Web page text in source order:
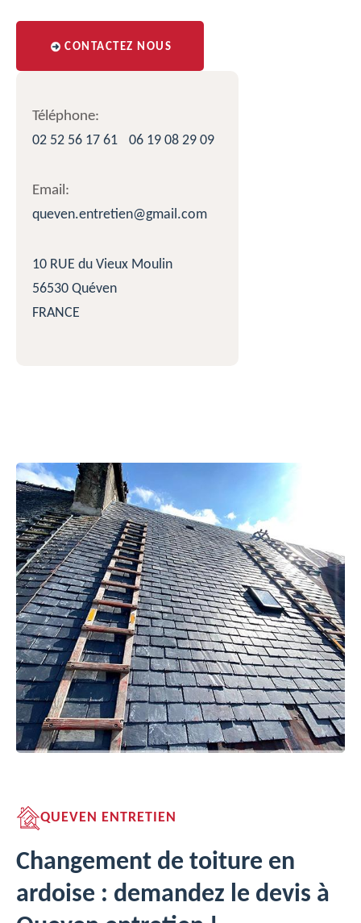
CONTACTEZ NOUS
Téléphone:
02 52 56 17 61
06 19 08 29 09
Email:
queven.entretien@gmail.com
10 RUE du Vieux Moulin
56530 Quéven
FRANCE
QUEVEN ENTRETIEN
Changement de toiture en
ardoise : demandez le devis à